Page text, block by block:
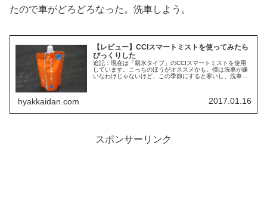
たので車がどろどろなった。洗車しよう。
【レビュー】CCIスマートミストを使ってみたら
びっくりした
追記：現在は「親水タイプ」のCCIスマートミストを使用
しています。こっちのほうがオススメかも。僕は洗車が嫌
いなわけじゃないけど、この季節にすると寒いし、洗車大
hyakkaidan.com 2017.01.16
スポンサーリンク